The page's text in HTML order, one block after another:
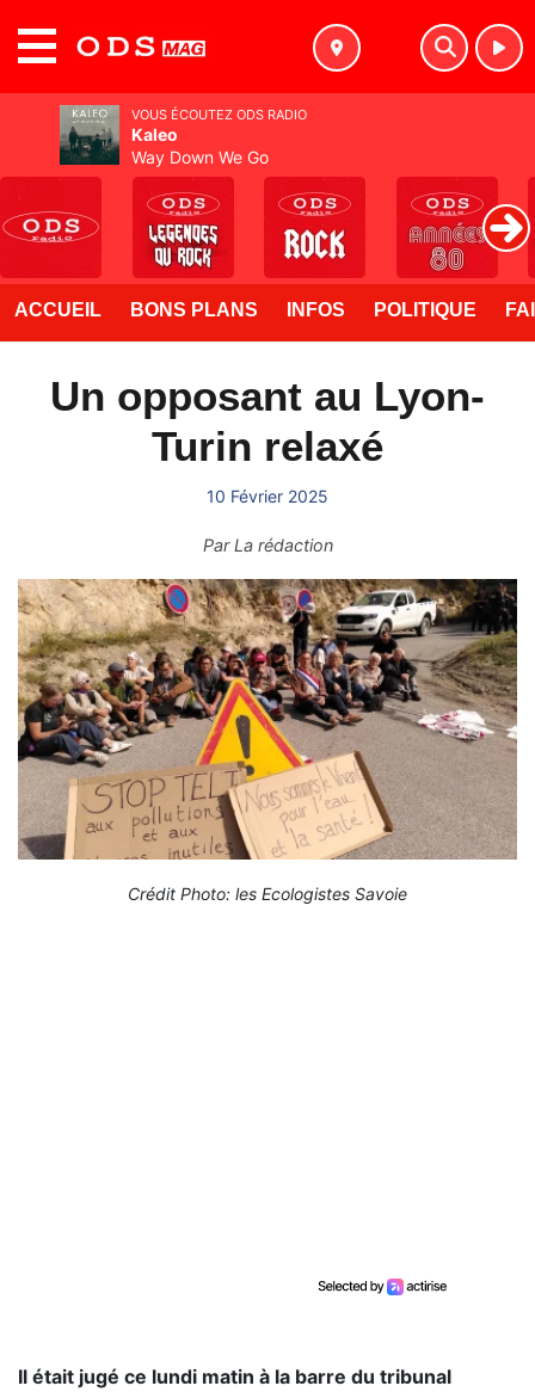
ACCUEIL BONS PLANS INFOS POLITIQUE
Un opposant au Lyon-
Turin relaxé
10 Février 2025
ParLa rédaction
Crédit Photo: les Ecologistes Savoie
Il était jugé ce lundi matin à la barre du tribunal
VOUS ÉCOUTEZ ODS RADIO
Kaleo
Way Down We Go